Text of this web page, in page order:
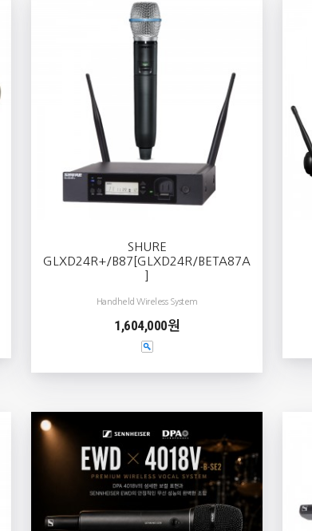
SHURE
GLXD24R+/B87[GLXD24R/BETA87A
Handheld Wireless System
1,604,000원